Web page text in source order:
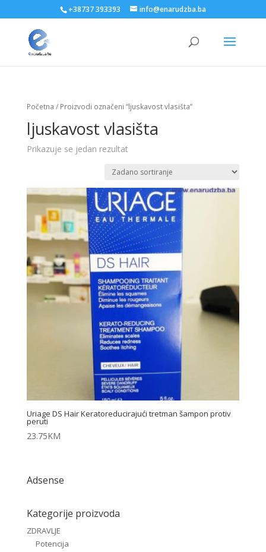
+38737 393393 info@enarudzba.ba
Početna / Proizvodi označeni “ljuskavost vlasišta”
ljuskavost vlasišta
Prikazuje se jedan rezultat
Uriage DS Hair Keratoreducirajući tretman šampon protiv
peruti
23.75KM
Adsense
Kategorije proizvoda
ZDRAVLJE
Potencija